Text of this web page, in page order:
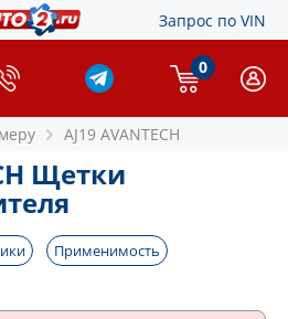
Запрос по VIN
0
AJ19 AVANTECH
Щетки
Применимость